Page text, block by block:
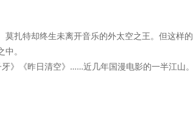
扎特却终生未离开音乐的外太空之王。但这样的
。
》《昨日清空》……近几年国漫电影的一半江山。